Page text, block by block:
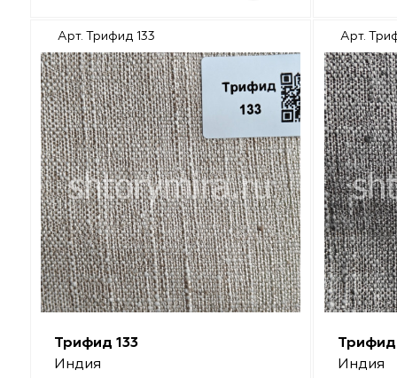
Park Deco
Dr.Deco
Vistex
Hasbor
VRN Home
Malurus
Park Deco
Vistex
Dr.Deco
Hasbor
Арт. Трифид 133
Трифид 133
Индия
Арт.
Трифид
Индия